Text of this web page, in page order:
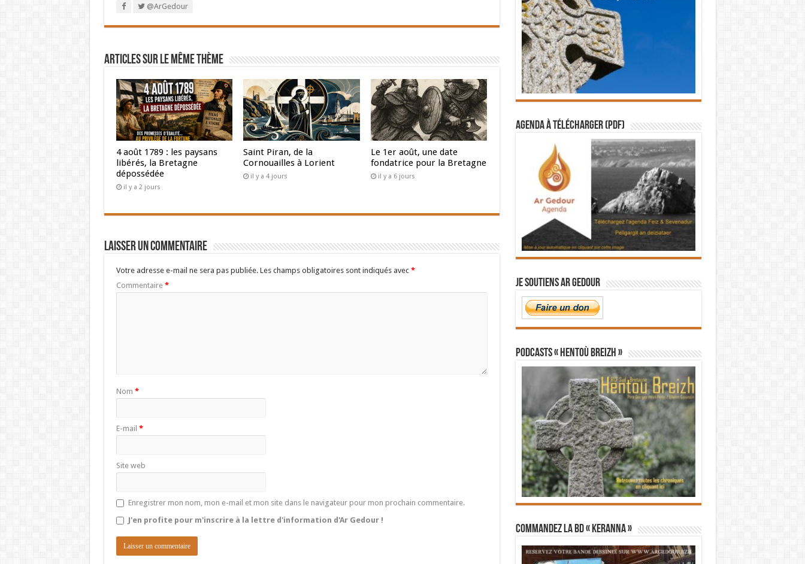
@ArGedour
Articles sur le même thème
4 août 1789 : les paysans
libérés, la Bretagne
dépossédée
il y a 2 jours
Saint Piran, de la
Cornouailles à Lorient
il y a 4 jours
Le 1er août, une date
fondatrice pour la Bretagne
il y a 6 jours
Laisser un commentaire
Votre adresse e-mail ne sera pas publiée. Les champs obligatoires sont indiqués avec *
Commentaire *
Nom *
E-mail *
Site web
Enregistrer mon nom, mon e-mail et mon site dans le navigateur pour mon prochain commentaire.
J'en profite pour m'inscrire à la lettre d'information d'Ar Gedour !
Agenda à télécharger (PDF)
Je soutiens Ar Gedour
PODCASTS « Hentoù Breizh »
Commandez la BD « Keranna »